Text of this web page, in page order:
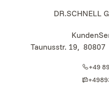
DR.SCHNELL
Taunusstr. 19, 80807
+49